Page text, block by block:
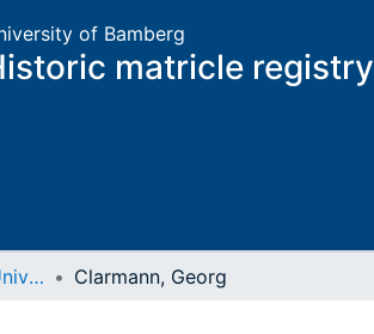
of Bamberg
matricle registry
Matrikel der älteren Universität Clarmann, Georg